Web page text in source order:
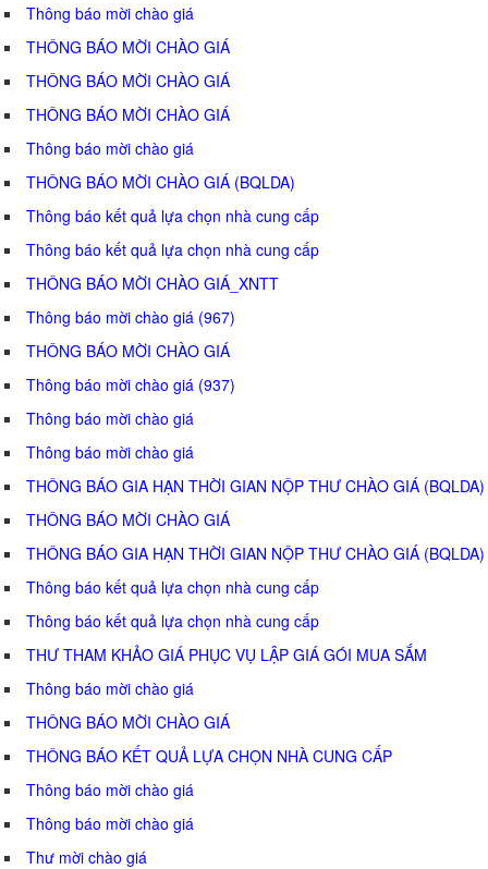
Thông báo mời chào giá
THÔNG BÁO MỜI CHÀO GIÁ
THÔNG BÁO MỜI CHÀO GIÁ
THÔNG BÁO MỜI CHÀO GIÁ
Thông báo mời chào giá
THÔNG BÁO MỜI CHÀO GIÁ (BQLDA)
Thông báo kết quả lựa chọn nhà cung cấp
Thông báo kết quả lựa chọn nhà cung cấp
THÔNG BÁO MỜI CHÀO GIÁ_XNTT
Thông báo mời chào giá (967)
THÔNG BÁO MỜI CHÀO GIÁ
Thông báo mời chào giá (937)
Thông báo mời chào giá
Thông báo mời chào giá
THÔNG BÁO GIA HẠN THỜI GIAN NỘP THƯ CHÀO GIÁ (BQLDA)
THÔNG BÁO MỜI CHÀO GIÁ
THÔNG BÁO GIA HẠN THỜI GIAN NỘP THƯ CHÀO GIÁ (BQLDA)
Thông báo kết quả lựa chọn nhà cung cấp
Thông báo kết quả lựa chọn nhà cung cấp
THƯ THAM KHẢO GIÁ PHỤC VỤ LẬP GIÁ GÓI MUA SẮM
Thông báo mời chào giá
THÔNG BÁO MỜI CHÀO GIÁ
THÔNG BÁO KẾT QUẢ LỰA CHỌN NHÀ CUNG CẤP
Thông báo mời chào giá
Thông báo mời chào giá
Thư mời chào giá